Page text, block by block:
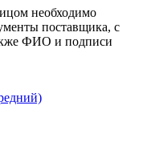
необходимо
поставщика, с
ФИО и подписи